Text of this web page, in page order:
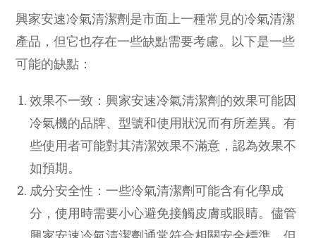
興家安速冷氣清潔劑是市面上一種常見的冷氣清潔
產品，但它也存在一些缺點需要考慮。以下是一些
可能的缺點：
效果不一致：興家安速冷氣清潔劑的效果可能因
冷氣機的品牌、型號和使用狀況而有所差異。有
些使用者可能對其清潔效果不滿意，認為效果不
如預期。
成分安全性：一些冷氣清潔劑可能含有化學成
分，使用時需要小心避免接觸皮膚或眼睛。儘管